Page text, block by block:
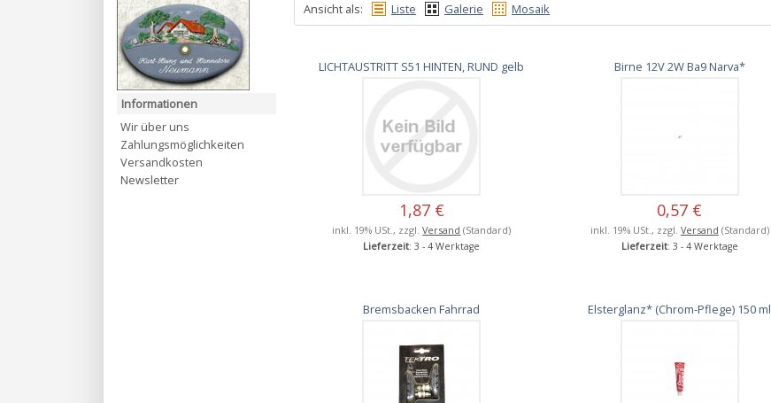
Ansicht als: Liste Galerie Mosaik
LICHTAUSTRITT S51 HINTEN, RUND gelb
1,87 €
inkl. 19% USt., zzgl.Versand (Standard)
Lieferzeit: 3 - 4 Werktage
Birne 12V 2W Ba9 Narva*
0,57 €
inkl. 19% USt., zzgl. Versand (Standard)
Lieferzeit: 3 - 4 Werktage
Bremsbacken Fahrrad Elsterglanz* (Chrom-Pflege) 150 ml
Informationen
Wir über uns
Zahlungsmöglichkeiten
Versandkosten
Newsletter